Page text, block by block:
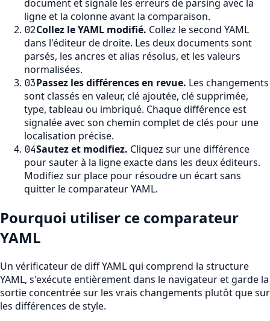
document et signale les erreurs de parsing avec la
ligne et la colonne avant la comparaison.
02Collez le YAML modifié. Collez le second YAML
dans l'éditeur de droite. Les deux documents sont
parsés, les ancres et alias résolus, et les valeurs
normalisées.
03Passez les différences en revue. Les changements
sont classés en valeur, clé ajoutée, clé supprimée,
type, tableau ou imbriqué. Chaque différence est
signalée avec son chemin complet de clés pour une
localisation précise.
04Sautez et modifiez. Cliquez sur une différence
pour sauter à la ligne exacte dans les deux éditeurs.
Modifiez sur place pour résoudre un écart sans
quitter le comparateur YAML.
Pourquoi utiliser ce comparateur
YAML
Un vérificateur de diff YAML qui comprend la structure
YAML, s'exécute entièrement dans le navigateur et garde la
sortie concentrée sur les vrais changements plutôt que sur
les différences de style.